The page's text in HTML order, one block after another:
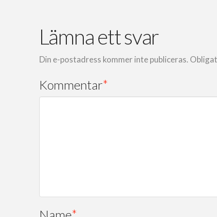
Lämna ett svar
Din e-postadress kommer inte publiceras.
Kommentar*